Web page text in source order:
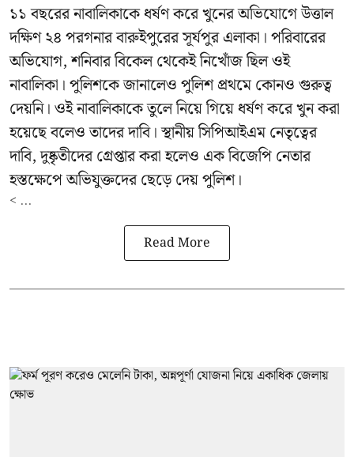
১১ বছরের নাবালিকাকে ধর্ষণ করে খুনের অভিযোগে উত্তাল
দক্ষিণ ২৪ পরগনার বারুইপুরের সূর্যপুর এলাকা। পরিবারের
অভিযোগ, শনিবার বিকেল থেকেই নিখোঁজ ছিল ওই
নাবালিকা। পুলিশকে জানালেও পুলিশ প্রথমে কোনও গুরুত্ব
দেয়নি। ওই নাবালিকাকে তুলে নিয়ে গিয়ে ধর্ষণ করে খুন করা
হয়েছে বলেও তাদের দাবি। স্থানীয় সিপিআইএম নেতৃত্বের
দাবি, দুষ্কৃতীদের গ্রেপ্তার করা হলেও এক বিজেপি নেতার
হস্তক্ষেপে অভিযুক্তদের ছেড়ে দেয় পুলিশ।
< ...
Read More